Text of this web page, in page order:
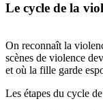
Le cycle de la
On reconnaît la
scènes de violence
et où la fille garde
Les étapes du cycle